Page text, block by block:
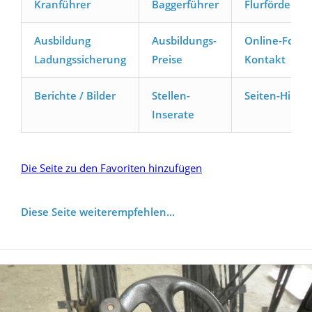
Kranführer Baggerführer
Ausbildung
Ladungssicherung
Ausbildungs-
Preise
Online-
Kontakt
Berichte / Bilder
Stellen-
Inserate
Seiten-Hilfe
Die Seite zu den Favoriten hinzufügen
Diese Seite weiterempfehlen...